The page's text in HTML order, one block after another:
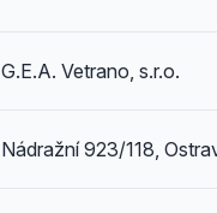
G.E.A. Vetrano, s.r.o.
Nádražní 923/118,